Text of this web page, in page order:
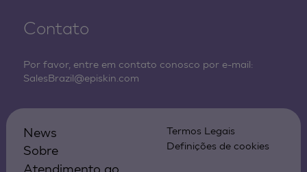
Contato
Por favor, entre em contato conosco por e-mail:
SalesBrazil@episkin.com
News
Sobre
Atendimento ao
Termos Legais
Definições de cookies